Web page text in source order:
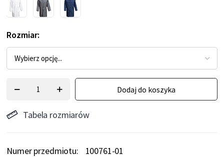
Rozmiar
Dodaj do koszyka
Tabela rozmiarów
Numer przedmiotu
100761-01